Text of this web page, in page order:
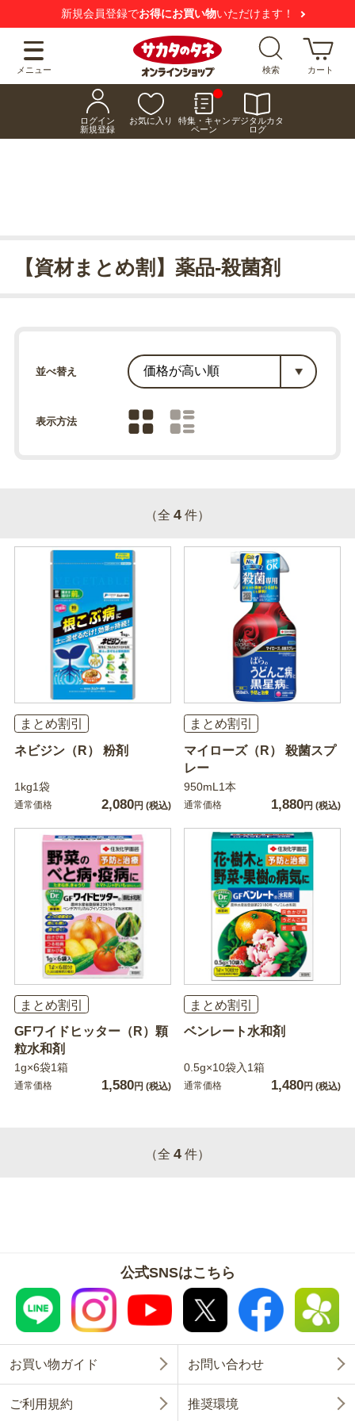
新規会員登録でお得にお買い物いただけます！
メニュー 検索 カート
ログイン
新規登録
お気に入り
特集・キャン
ペーン
デジタルカタ
ログ
【資材まとめ割】薬品-殺菌剤
並べ替え
表示方法
（全 4 件）
まとめ割引
ネビジン（R） 粉剤
1kg1袋
通常価格 2,080円 (税込)
まとめ割引
マイローズ（R） 殺菌スプ
レー
950mL1本
通常価格 1,880円 (税込)
まとめ割引
GFワイドヒッター（R）顆
粒水和剤
1g×6袋1箱
通常価格 1,580円 (税込)
まとめ割引
ベンレート水和剤
0.5g×10袋入1箱
通常価格 1,480円 (税込)
（全 4 件）
公式SNSはこちら
お買い物ガイド お問い合わせ
ご利用規約 推奨環境